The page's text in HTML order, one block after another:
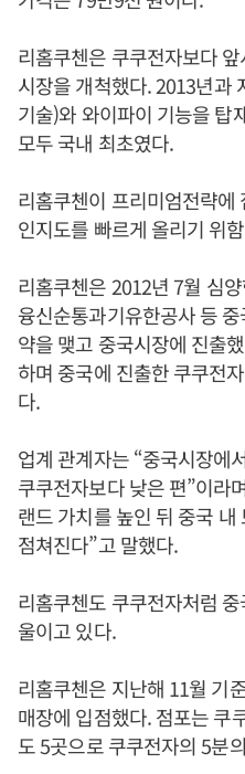
리홈쿠첸은 쿠쿠전자보다
시장을 개척했다. 2013년과
기술)와 와이파이 기능을 탑
모두 국내 최초였다.
리홈쿠첸이 프리미엄전략
인지도를 빠르게 올리기 위
리홈쿠첸은 2012년 7월 심
융신순통과기유한공사 등
약을 맺고 중국시장에 진출
하며 중국에 진출한 쿠쿠전
다.
업계 관계자는 “중국시장에
쿠쿠전자보다 낮은 편”이라
랜드 가치를 높인 뒤 중국
점쳐진다”고 말했다.
리홈쿠첸도 쿠쿠전자처럼
울이고 있다.
리홈쿠첸은 지난해 11월 기
매장에 입점했다. 점포는 쿠
도 5곳으로 쿠쿠전자의 5분